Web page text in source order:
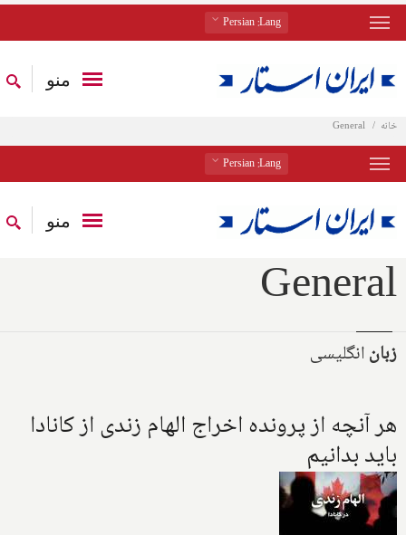
Lang
: Persian
منو
خانه General
Lang
: Persian
منو
General
زبانانگلیسی
هر آنچه از پرونده اخراج الهام زندی از کانادا
باید بدانیم